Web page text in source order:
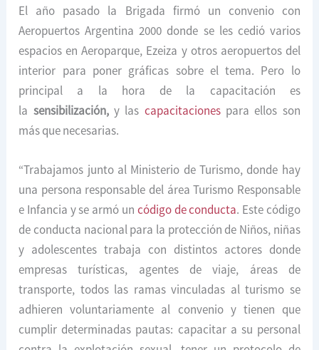
El año pasado la Brigada firmó un convenio con
Aeropuertos Argentina 2000 donde se les cedió varios
espacios en Aeroparque, Ezeiza y otros aeropuertos del
interior para poner gráficas sobre el tema. Pero lo
principal a la hora de la capacitación es
la sensibilización,y las capacitacionespara ellos son
más que necesarias.
“Trabajamos junto al Ministerio de Turismo, donde hay
una persona responsable del área Turismo Responsable
e Infancia y se armó un código de conducta. Este código
de conducta nacional para la protección de Niños, niñas
y adolescentes trabaja con distintos actores donde
empresas turísticas, agentes de viaje, áreas de
transporte, todos las ramas vinculadas al turismo se
adhieren voluntariamente al convenio y tienen que
cumplir determinadas pautas: capacitar a su personal